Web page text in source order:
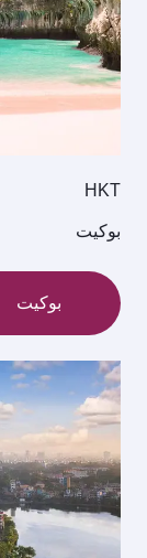
HKT
بوكيت
بوكيت